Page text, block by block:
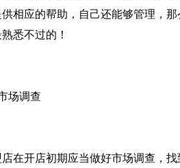
相应的帮助，自己还能够管理，
悉不过的！
场调查
开店初期应当做好市场调查，找